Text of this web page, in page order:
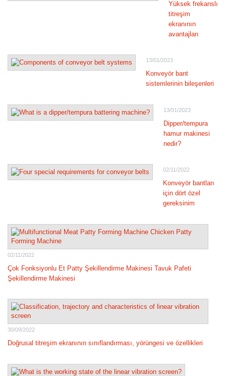
Yüksek frekanslı
titreşim
ekranının
avantajları
13/01/2023
Konveyör bant
sistemlerinin bileşenleri
13/01/2023
Dipper/tempura
hamur makinesi
nedir?
02/11/2022
Konveyör bantları
için dört özel
gereksinim
02/11/2022
Çok Fonksiyonlu Et Patty Şekillendirme Makinesi Tavuk Pafeti
Şekillendirme Makinesi
30/09/2022
Doğrusal titreşim ekranının sınıflandırması, yörüngesi ve özellikleri